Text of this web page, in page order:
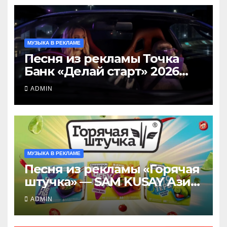
МУЗЫКА В РЕКЛАМЕ
Песня из рекламы Точка
Банк «Делай старт» 2026
(Клава Кока и утконос),
слушать здесь
ADMIN
МУЗЫКА В РЕКЛАМЕ
Песня из рекламы «Горячая
штучка» — SAM KUSAY Азию
на вкус 2026, слушать тут
ADMIN